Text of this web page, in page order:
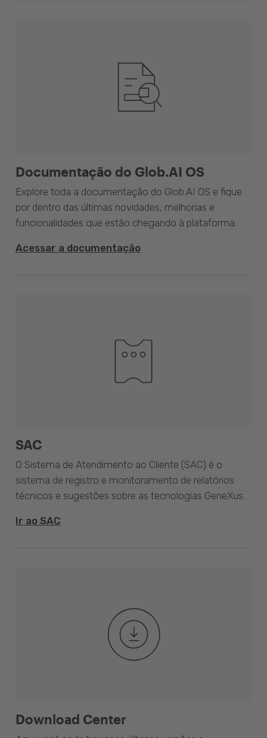
Documentação do Glob.AI OS
Explore toda a documentação do Glob.AI OS e fique
por dentro das últimas novidades, melhorias e
funcionalidades que estão chegando à plataforma.
Acessar a documentação
SAC
O Sistema de Atendimento ao Cliente (SAC) é o
sistema de registro e monitoramento de relatórios
técnicos e sugestões sobre as tecnologias GeneXus.
Ir ao SAC
Download Center